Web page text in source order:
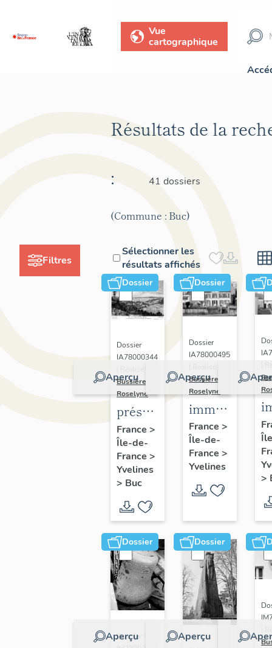
Vue
cartographique
Filtres
Résultats de la
:
41 dossiers
(Commune : Buc)
Sélectionner les
résultats affichés
Dossier
Aperçu
Dossier
IA78000344
Bussière
Roselyne
présentation
de la
commune
de Buc
France >
Île-de-
France >
Yvelines
> Buc
Dossier
Aperçu
Dossier
IA78000495
Bussière
Roselyne
immeubles,
maisons,
fermes
France >
Île-de-
France >
Yvelines
>
Dossier
Aperçu
Dossier
Dossier
Aperçu